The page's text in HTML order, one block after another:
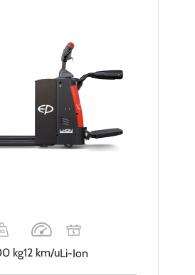
kg12 km/uLi-Ion